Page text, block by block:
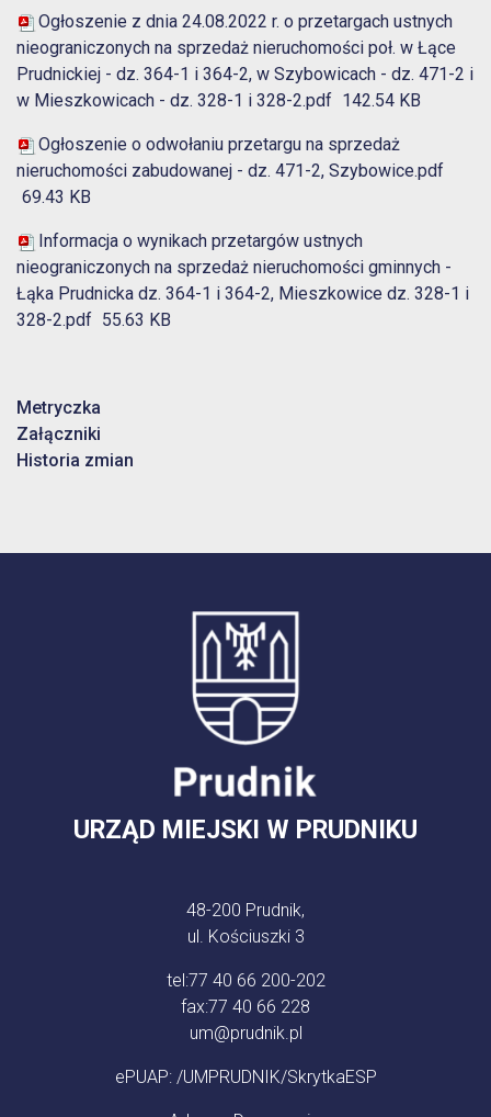
Ogłoszenie z dnia 24.08.2022 r. o przetargach ustnych
nieograniczonych na sprzedaż nieruchomości poł. w Łące
Prudnickiej - dz. 364-1 i 364-2, w Szybowicach - dz. 471-2 i
w Mieszkowicach - dz. 328-1 i 328-2.pdf 142.54 KB
Ogłoszenie o odwołaniu przetargu na sprzedaż
nieruchomości zabudowanej - dz. 471-2, Szybowice.pdf
69.43 KB
Informacja o wynikach przetargów ustnych
nieograniczonych na sprzedaż nieruchomości gminnych -
Łąka Prudnicka dz. 364-1 i 364-2, Mieszkowice dz. 328-1 i
328-2.pdf 55.63 KB
Metryczka
Załączniki
Historia zmian
URZĄD MIEJSKI W PRUDNIKU
48-200 Prudnik,
ul. Kościuszki 3
tel:77 40 66 200-202
fax:77 40 66 228
um@prudnik.pl
ePUAP: /UMPRUDNIK/SkrytkaESP